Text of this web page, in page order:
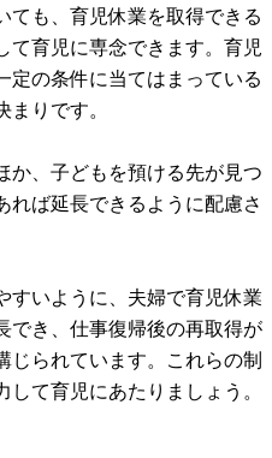
ても、育児休業を取得できる
て育児に専念できます。育児
定の条件に当てはまっている
りです。
か、子どもを預ける先が見つ
れば延長できるように配慮さ
すいように、夫婦で育児休業
でき、仕事復帰後の再取得が
じられています。これらの制
て育児にあたりましょう。